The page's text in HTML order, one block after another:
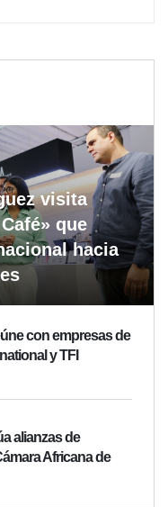
visita
que
hacia
con empresas de
y TFI
alianzas de
Africana de